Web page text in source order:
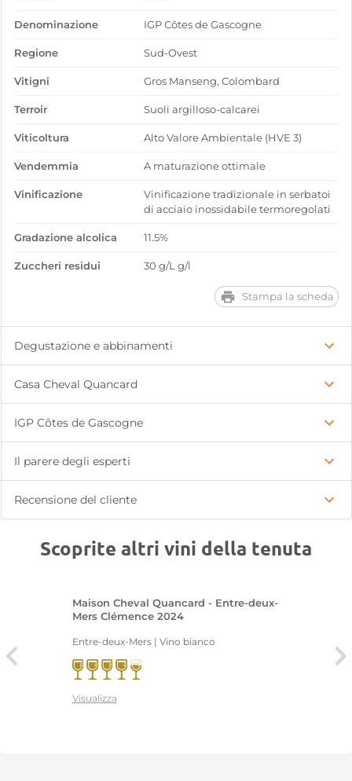
Denominazione IGP Côtes de Gascogne
Regione Sud-Ovest
Vitigni Gros Manseng, Colombard
Terroir Suoli argilloso-calcarei
Viticoltura Alto Valore Ambientale (HVE 3)
Vendemmia A maturazione ottimale
Vinificazione
Vinificazione tradizionale in serbatoi
di acciaio inossidabile termoregolati
Gradazione alcolica 11.5%
Zuccheri residui 30 g/L g/l
Stampa la scheda
Degustazione e abbinamenti
Casa Cheval Quancard
IGP Côtes de Gascogne
Il parere degli esperti
Recensione del cliente
Scoprite altri vini della tenuta
Maison Cheval Quancard - Entre-deux-
Mers Clémence 2024
Entre-deux-Mers | Vino bianco
Visualizza